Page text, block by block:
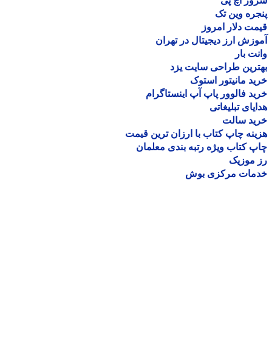
وین تک
دلار امروز
ارز دیجیتال در تهران
بار
طراحی سایت یزد
مانیتور استوک
فالوور پاپ آپ اینستاگرام
تبلیغاتی
سالت
چاپ کتاب با ارزان ترین قیمت
کتاب ویژه رتبه بندی معلمان
موزیک
مرکزی بوش